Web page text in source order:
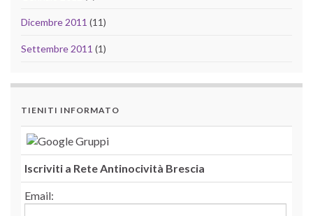
Dicembre 2011 (11)
Settembre 2011 (1)
TIENITI INFORMATO
Iscriviti a Rete Antinocività Brescia
Email: